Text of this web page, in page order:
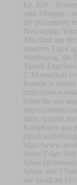
Ep. 420 –
oder Mbappé –
der präsentierte
Neuzugang:
Abschied aus
unserem Top-
Werdegang, die
Yannik
2. Mannschaft
Kommt in
https://
könnt ihr uns
https://
https://
Kontaktiere uns
(
https://
dieser Folge:
Julian
Jahren und 3
auf Spodcast